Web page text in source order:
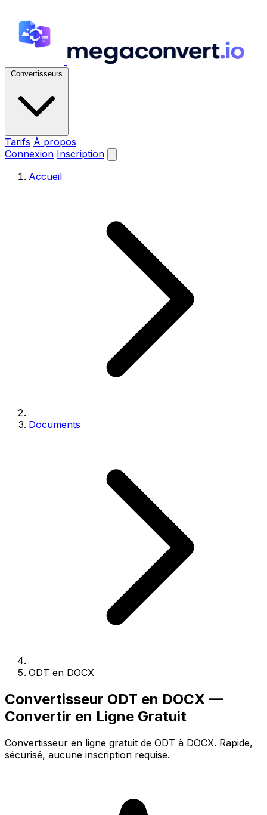
Convertisseurs
Tarifs À propos
Connexion Inscription
Accueil
Documents
ODT en DOCX
Convertisseur ODT en DOCX —
Convertir en Ligne Gratuit
Convertisseur en ligne gratuit de ODT à DOCX. Rapide,
sécurisé, aucune inscription requise.